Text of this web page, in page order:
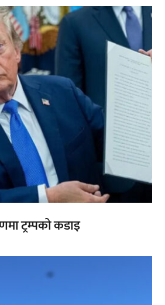
ट्रम्पको कडाइ